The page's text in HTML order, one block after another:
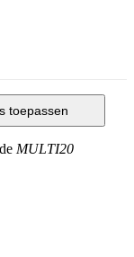
toepassen
MULTI20